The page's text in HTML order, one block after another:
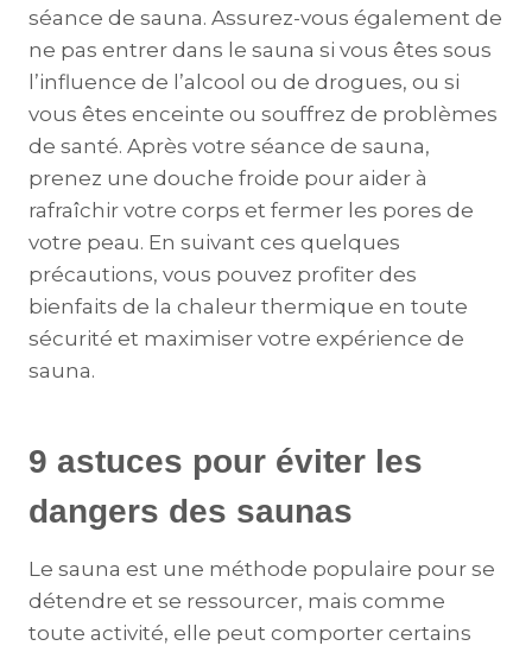
séance de sauna. Assurez-vous également de
ne pas entrer dans le sauna si vous êtes sous
l’influence de l’alcool ou de drogues, ou si
vous êtes enceinte ou souffrez de problèmes
de santé. Après votre séance de sauna,
prenez une douche froide pour aider à
rafraîchir votre corps et fermer les pores de
votre peau. En suivant ces quelques
précautions, vous pouvez profiter des
bienfaits de la chaleur thermique en toute
sécurité et maximiser votre expérience de
sauna.
9 astuces pour éviter les
dangers des saunas
Le sauna est une méthode populaire pour se
détendre et se ressourcer, mais comme
toute activité, elle peut comporter certains